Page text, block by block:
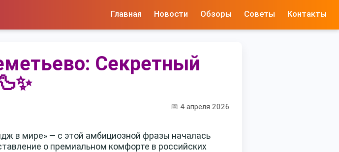
Главная Новости Обзоры Советы Контакты
Секретный
📅 4 апреля 2026
в мире» — с этой амбициозной фразы началась
о премиальном комфорте в российских